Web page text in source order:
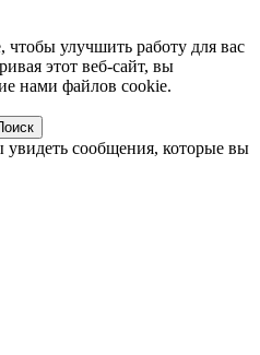
улучшить работу для вас
этот веб-сайт, вы
нами файлов cookie.
увидеть сообщения, которые вы